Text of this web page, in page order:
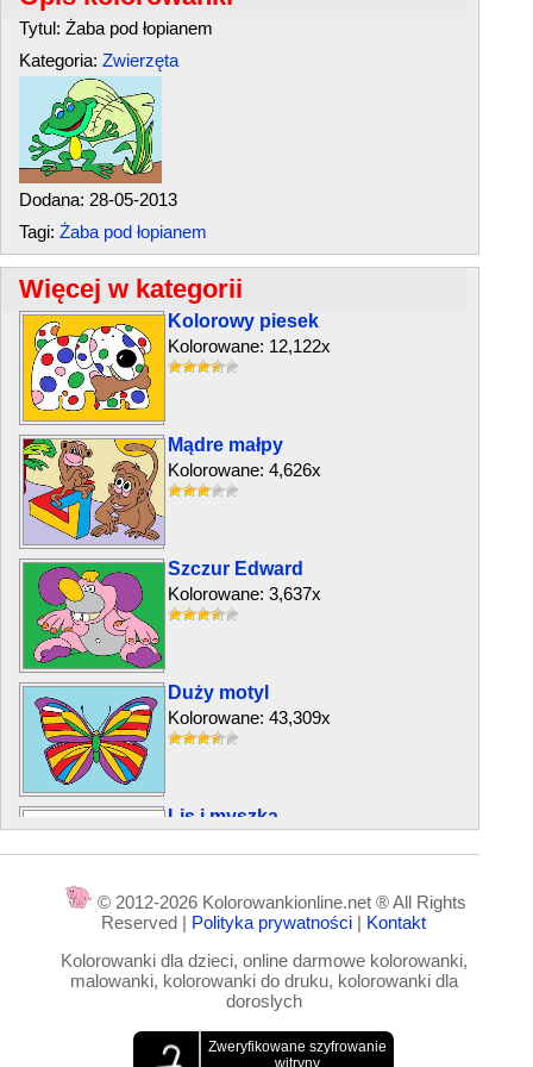
Tytul: Żaba pod łopianem
Kategoria: Zwierzęta
Dodana: 28-05-2013
Tagi: Żaba pod łopianem
Więcej w kategorii
Kolorowy piesek
Kolorowane: 12,122x
Mądre małpy
Kolorowane: 4,626x
Szczur Edward
Kolorowane: 3,637x
Duży motyl
Kolorowane: 43,309x
Lis i myszka
Kolorowane: 4,747x
© 2012-2026 Kolorowankionline.net ® All Rights
Reserved | Polityka prywatności | Kontakt
Kolorowanki dla dzieci, online darmowe kolorowanki,
malowanki, kolorowanki do druku, kolorowanki dla
doroslych